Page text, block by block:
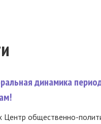
динамика
Центр общественно-